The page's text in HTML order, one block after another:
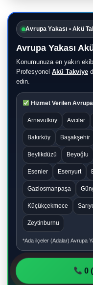
Avrupa Yakası • Akü
Avrupa Yakası
Konumunuza en yakın
Profesyonel Akü Takviye
edin.
Hizmet Verilen
Arnavutköy Avcılar
Bakırköy Başakşehir
Beylikdüzü Beyoğlu
Esenler Esenyurt
Gaziosmanpaşa
Küçükçekmece
Zeytinburnu
*Ada ilçeler (Adalar) Avrupa
0